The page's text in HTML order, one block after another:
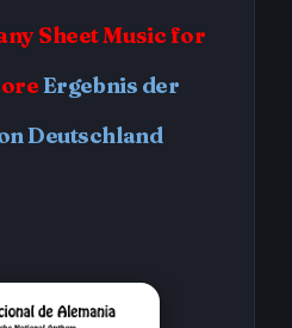
Sheet Music for
Ergebnis der
Deutschland